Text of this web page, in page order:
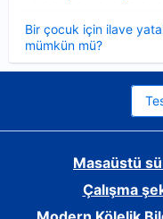
Bir çocuk için ilave
mümkün mü?
Masaüstü
Çalışma